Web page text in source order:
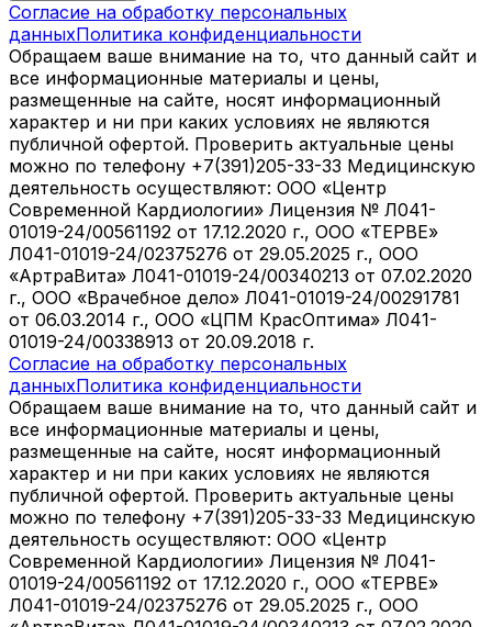
Согласие на обработку персональных
данныхПолитика конфиденциальности
Обращаем ваше внимание на то, что данный сайт и
все информационные материалы и цены,
размещенные на сайте, носят информационный
характер и ни при каких условиях не являются
публичной офертой. Проверить актуальные цены
можно по телефону +7(391)205-33-33 Медицинскую
деятельность осуществляют: ООО «Центр
Современной Кардиологии» Лицензия № Л041-
01019-24/00561192 от 17.12.2020 г., ООО «ТЕРВЕ»
Л041-01019-24/02375276 от 29.05.2025 г., ООО
«АртраВита» Л041-01019-24/00340213 от 07.02.2020
г., ООО «Врачебное дело» Л041-01019-24/00291781
от 06.03.2014 г., ООО «ЦПМ КрасОптима» Л041-
01019-24/00338913 от 20.09.2018 г.
Согласие на обработку персональных
данныхПолитика конфиденциальности
Обращаем ваше внимание на то, что данный сайт и
все информационные материалы и цены,
размещенные на сайте, носят информационный
характер и ни при каких условиях не являются
публичной офертой. Проверить актуальные цены
можно по телефону +7(391)205-33-33 Медицинскую
деятельность осуществляют: ООО «Центр
Современной Кардиологии» Лицензия № Л041-
01019-24/00561192 от 17.12.2020 г., ООО «ТЕРВЕ»
Л041-01019-24/02375276 от 29.05.2025 г., ООО